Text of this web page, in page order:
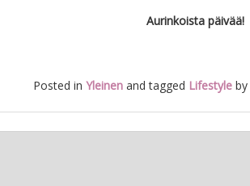
Aurinkoista päivää!
Posted in Yleinenand tagged Lifestyleby